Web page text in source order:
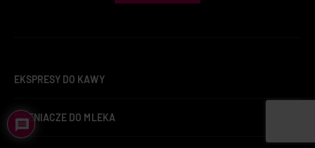
EKSPRESY DO KAWY
SPIENIACZE DO MLEKA